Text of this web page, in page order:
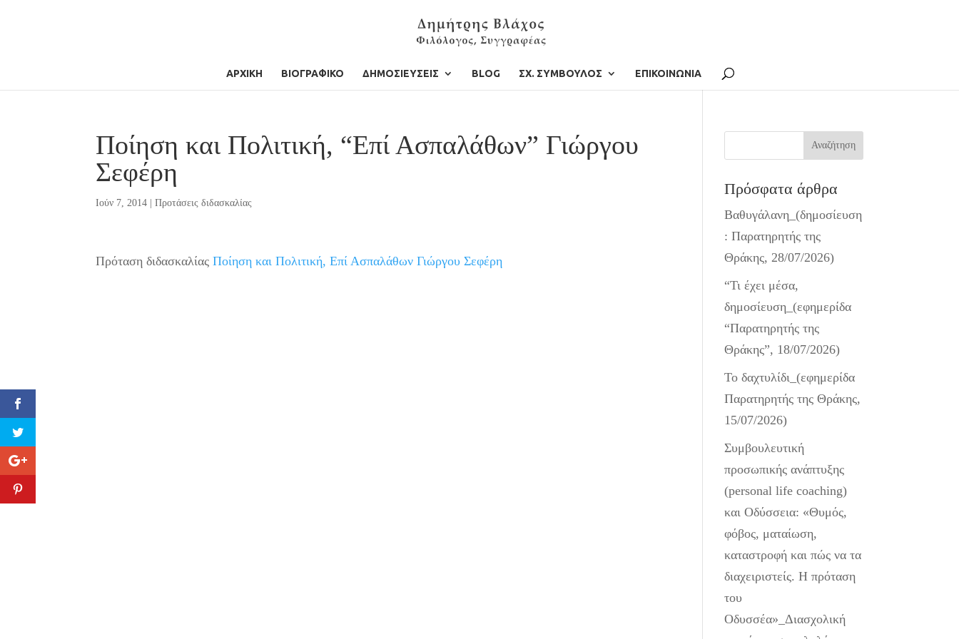
ΑΡΧΙΚΗ ΒΙΟΓΡΑΦΙΚΟ ΔΗΜΟΣΙΕΥΣΕΙΣ BLOG ΣΧ. ΣΥΜΒΟΥΛΟΣ ΕΠΙΚΟΙΝΩΝΙΑ
Ποίηση και Πολιτική, “Επί Ασπαλάθων” Γιώργου
Σεφέρη
Ιούν 7, 2014 |Προτάσεις διδασκαλίας
Πρόταση διδασκαλίαςΠοίηση και Πολιτική, Επί Ασπαλάθων Γιώργου Σεφέρη
Πρόσφατα άρθρα
Βαθυγάλανη_(δημοσίευση
: Παρατηρητής της
Θράκης, 28/07/2026)
“Τι έχει μέσα,
δημοσίευση_(εφημερίδα
“Παρατηρητής της
Θράκης”, 18/07/2026)
Το δαχτυλίδι_(εφημερίδα
Παρατηρητής της Θράκης,
15/07/2026)
Συμβουλευτική
προσωπικής ανάπτυξης
(personal life coaching)
και Οδύσσεια: «Θυμός,
φόβος, ματαίωση,
καταστροφή και πώς να τα
διαχειριστείς. Η πρόταση
του
Οδυσσέα»_Διασχολική